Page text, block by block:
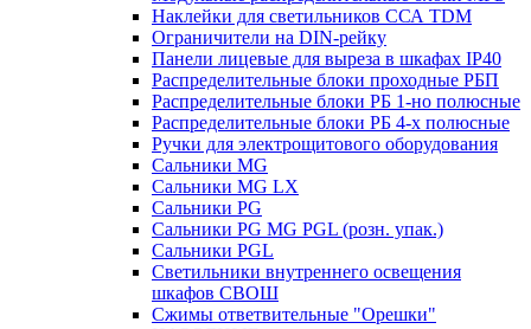
Наклейки для светильников ССА TDM
Ограничители на DIN-рейку
Панели лицевые для выреза в шкафах IP40
Распределительные блоки проходные РБП
Распределительные блоки РБ 1-но полюсные
Распределительные блоки РБ 4-х полюсные
Ручки для электрощитового оборудования
Сальники MG
Сальники MG LX
Сальники PG
Сальники PG MG PGL (розн. упак.)
Сальники PGL
Светильники внутреннего освещения
шкафов СВОШ
Сжимы ответвительные "Орешки"